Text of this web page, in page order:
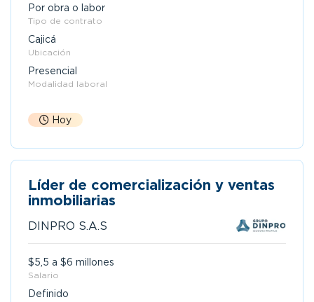
Por obra o labor
Tipo de contrato
Cajicá
Ubicación
Presencial
Modalidad laboral
Hoy
Líder de comercialización y ventas
inmobiliarias
DINPRO S.A.S
$5,5 a $6 millones
Salario
Definido